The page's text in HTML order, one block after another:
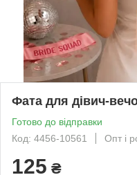
Фата для дівич-
Готово до відправки
Код: 4456-10561
Опт і
125 ₴